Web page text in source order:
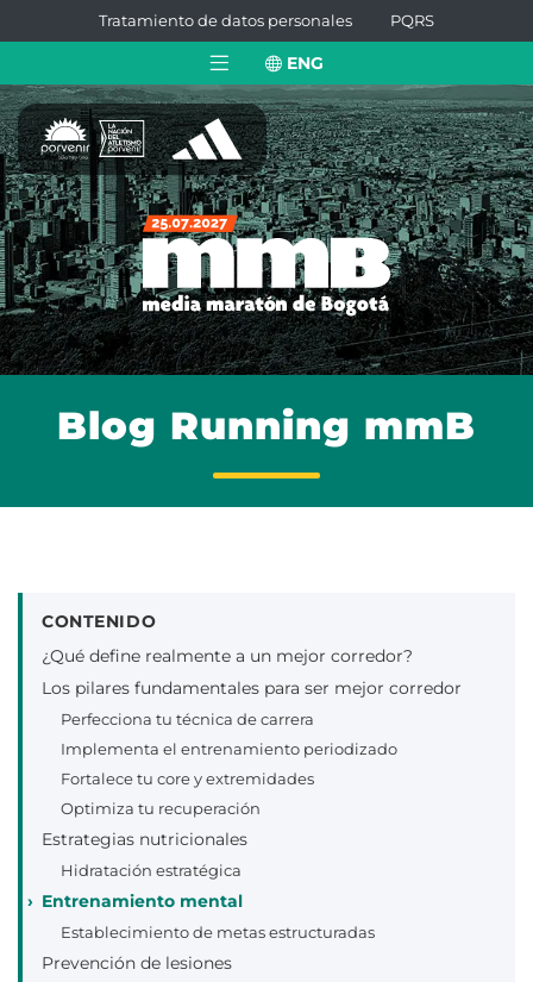
Tratamiento de datos personales PQRS
ENG
Blog Running mmB
CONTENIDO
¿Qué define realmente a un mejor corredor?
Los pilares fundamentales para ser mejor corredor
Perfecciona tu técnica de carrera
Implementa el entrenamiento periodizado
Fortalece tu core y extremidades
Optimiza tu recuperación
Estrategias nutricionales
Hidratación estratégica
Entrenamiento mental
Establecimiento de metas estructuradas
Prevención de lesiones